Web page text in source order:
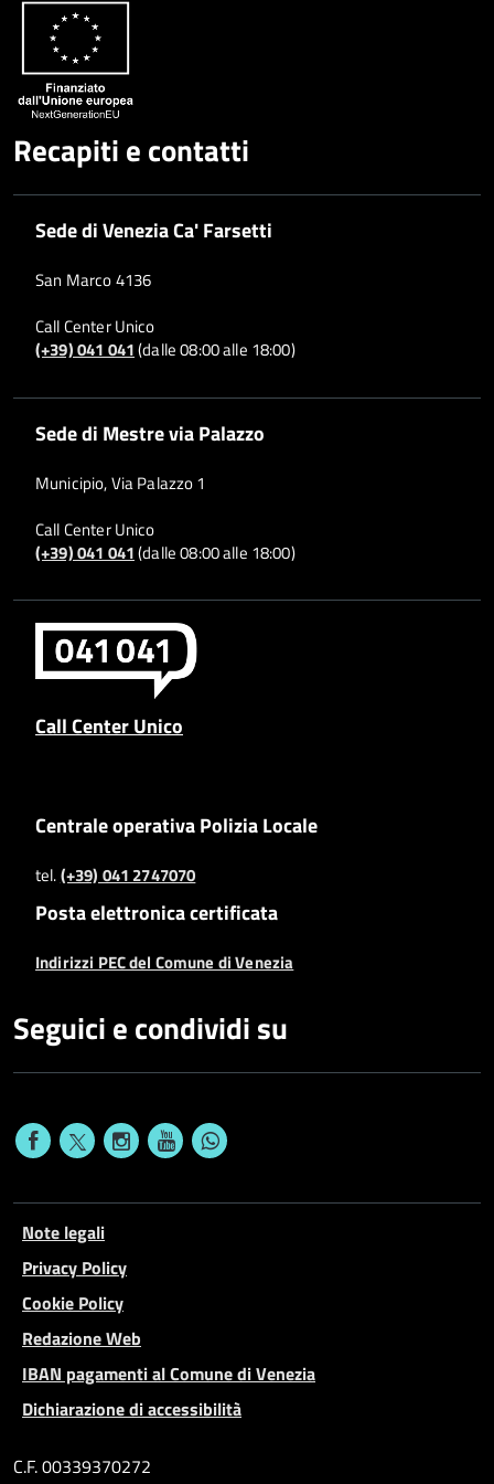
Recapiti e contatti
Sede di Venezia Ca' Farsetti
San Marco 4136
Call Center Unico
(+39) 041 041(dalle 08:00 alle 18:00)
Sede di Mestre via Palazzo
Municipio, Via Palazzo 1
Call Center Unico
(+39) 041 041(dalle 08:00 alle 18:00)
Call Center Unico
Centrale operativa Polizia Locale
tel.(+39) 041 2747070
Posta elettronica certificata
Indirizzi PEC del Comune di Venezia
Seguici e condividi su
Note legali
Privacy Policy
Cookie Policy
Redazione Web
IBAN pagamenti al Comune di Venezia
Dichiarazione di accessibilità
C.F. 00339370272